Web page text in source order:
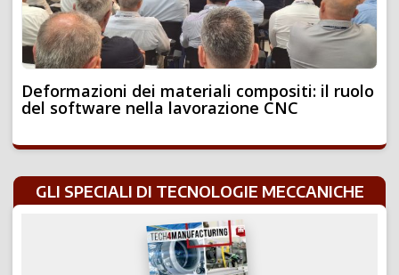
Deformazioni dei materiali compositi: il ruolo
del software nella lavorazione CNC
GLI SPECIALI DI TECNOLOGIE MECCANICHE